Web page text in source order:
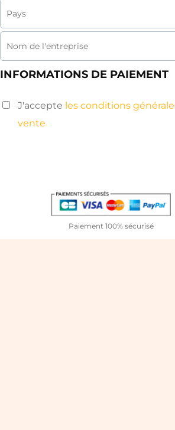
INFORMATIONS DE PAIEMENT
J'accepte les conditions
vente
Paiement 100% sécurisé